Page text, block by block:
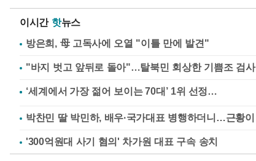
이시간 핫뉴스
방은희, 母 고독사에 오열 "이틀 만에 발견"
"바지 벗고 앞뒤로 돌아"…탈북민 회상한 기쁨조 검사
박찬민 딸 박민하, 배우·국가대표 병행하더니…근황이
'300억원대 사기 혐의' 차가원 대표 구속 송치